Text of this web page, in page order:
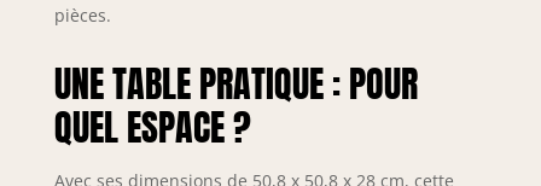
pièces.
UNE TABLE PRATIQUE : POUR
QUEL ESPACE ?
Avec ses dimensions de 50,8 x 50,8 x 28 cm, cette